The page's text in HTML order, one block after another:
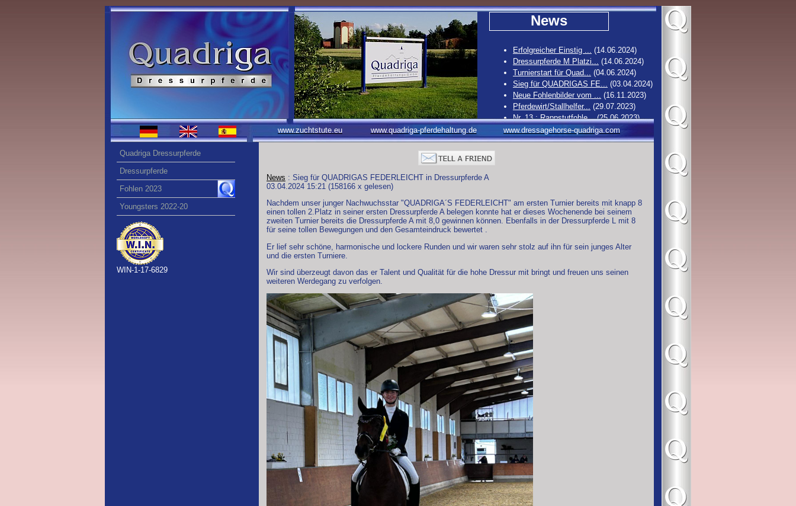
News
Erfolgreicher Einstig ... (14.06.2024)
Dressurpferde M Platzi... (14.06.2024)
Turnierstart für Quad... (04.06.2024)
Sieg für QUADRIGAS FE... (03.04.2024)
Neue Fohlenbilder vom ... (16.11.2023)
Pferdewirt/Stallhelfer... (29.07.2023)
Nr. 13 : Rappstutfohle...(25.06.2023)
Nr. 12 : Hengstfohlen ...(19.06.2023)
Nr. 11 : Stutfohlen vo...(16.06.2023)
Quadriga Dressurpferde
Dressurpferde
Fohlen 2023
Youngsters 2022-20
WIN-1-17-6829
www.zuchtstute.eu www.quadriga-pferdehaltung.de www.dressagehorse-quadriga.com
News : Sieg für QUADRIGAS FEDERLEICHT in Dressurpferde A
03.04.2024 15:21 (158166 x gelesen)
Nachdem unser junger Nachwuchsstar "QUADRIGA´S FEDERLEICHT" am ersten Turnier bereits mit knapp 8
einen tollen 2.Platz in seiner ersten Dressurpferde A belegen konnte hat er dieses Wochenende bei seinem
zweiten Turnier bereits die Dressurpferde A mit 8,0 gewinnen können. Ebenfalls in der Dressurpferde L mit 8
für seine tollen Bewegungen und den Gesamteindruck bewertet .
Er lief sehr schöne, harmonische und lockere Runden und wir waren sehr stolz auf ihn für sein junges Alter
und die ersten Turniere.
Wir sind überzeugt davon das er Talent und Qualität für die hohe Dressur mit bringt und freuen uns seinen
weiteren Werdegang zu verfolgen.